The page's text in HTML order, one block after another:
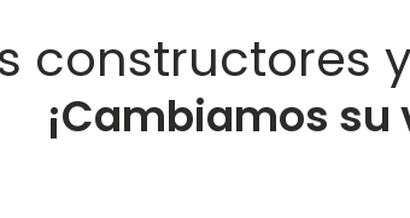
constructores
¡Cambiamos su